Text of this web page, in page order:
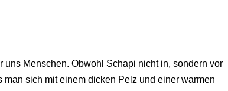
Menschen. Obwohl Schapi nicht in, sondern vor
sich mit einem dicken Pelz und einer warmen